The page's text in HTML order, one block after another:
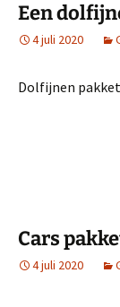
Een
4 juli 2020
Dolfijnen
Cars
4 juli 2020